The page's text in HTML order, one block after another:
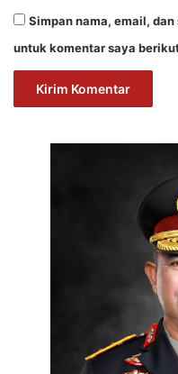
Simpan nama, email,
untuk komentar saya